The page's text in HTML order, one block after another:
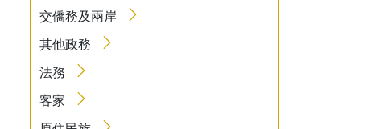
交僑務及兩岸
其他政務
法務
客家